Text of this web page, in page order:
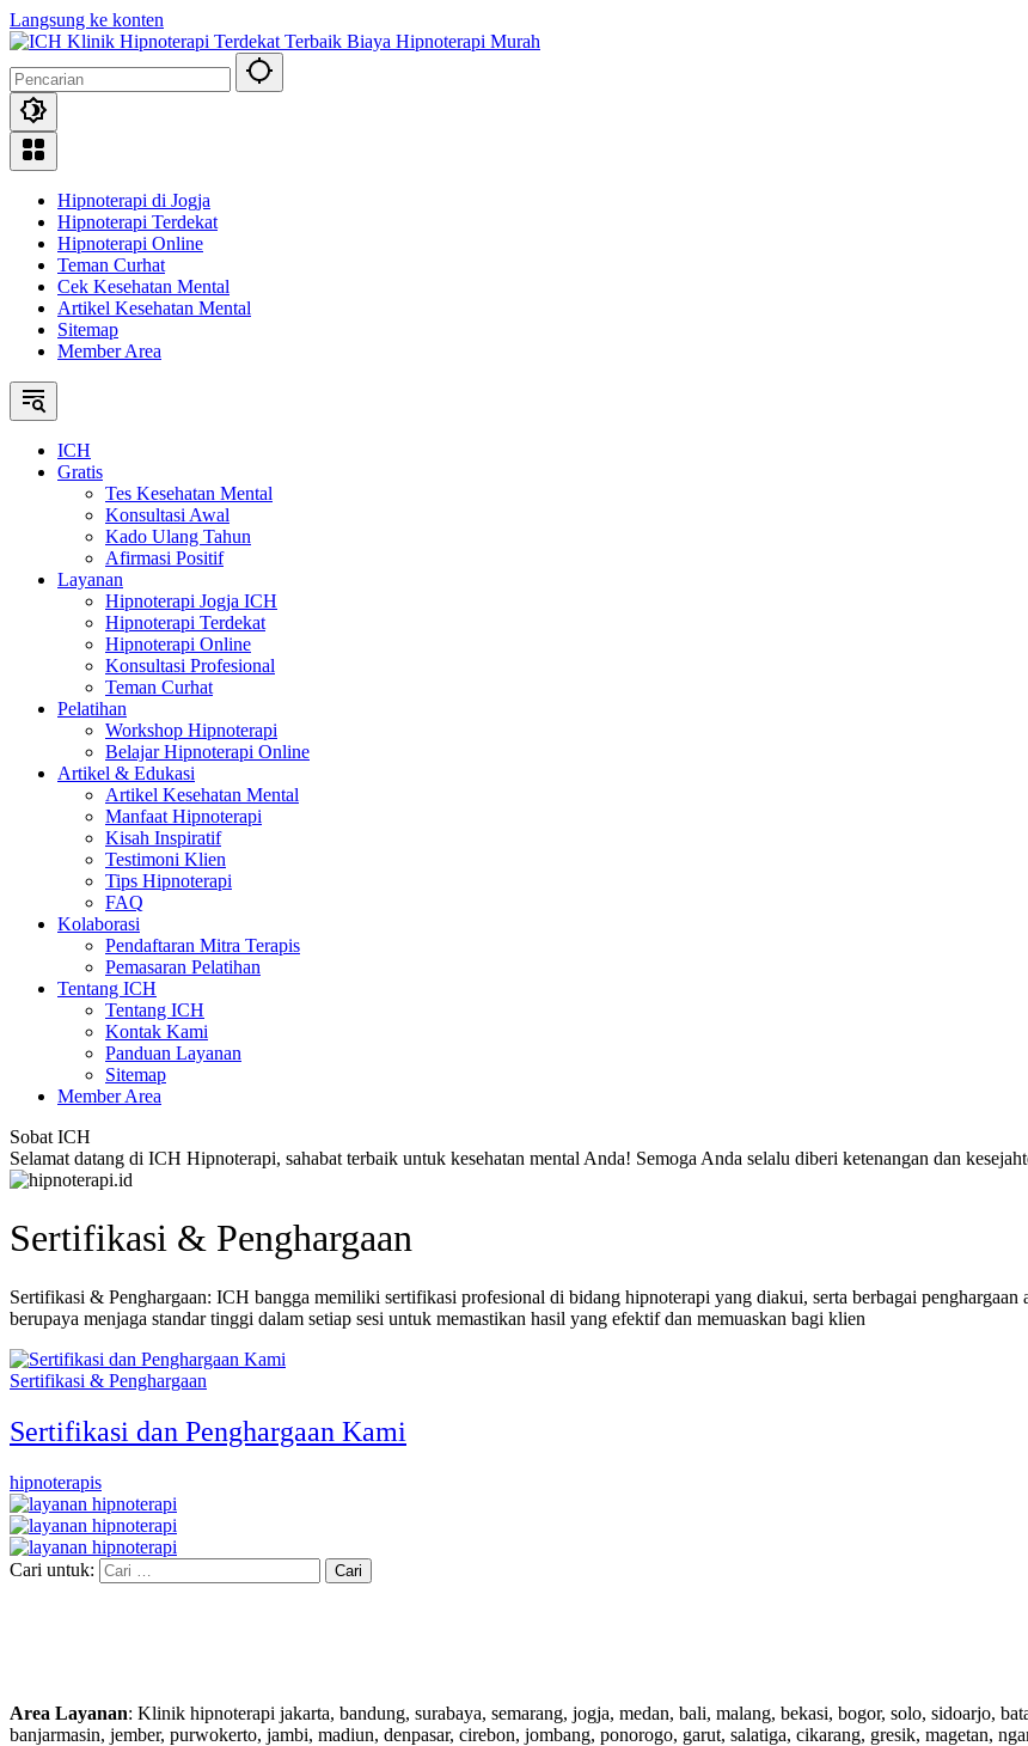
Langsung ke konten
Hipnoterapi di Jogja
Hipnoterapi Terdekat
Hipnoterapi Online
Teman Curhat
Cek Kesehatan Mental
Artikel Kesehatan Mental
Sitemap
Member Area
ICH
Gratis
Tes Kesehatan Mental
Konsultasi Awal
Kado Ulang Tahun
Afirmasi Positif
Layanan
Hipnoterapi Jogja ICH
Hipnoterapi Terdekat
Hipnoterapi Online
Konsultasi Profesional
Teman Curhat
Pelatihan
Workshop Hipnoterapi
Belajar Hipnoterapi Online
Artikel & Edukasi
Artikel Kesehatan Mental
Manfaat Hipnoterapi
Kisah Inspiratif
Testimoni Klien
Tips Hipnoterapi
FAQ
Kolaborasi
Pendaftaran Mitra Terapis
Pemasaran Pelatihan
Tentang ICH
Tentang ICH
Kontak Kami
Panduan Layanan
Sitemap
Member Area
Sobat ICH
Selamat datang di ICH Hipnoterapi, sahabat terbaik untuk kesehatan mental Anda! Semoga Anda selalu diberi ketenangan dan
Sertifikasi & Penghargaan
Sertifikasi & Penghargaan: ICH bangga memiliki sertifikasi profesional di bidang hipnoterapi yang diakui, serta berbagai
berupaya menjaga standar tinggi dalam setiap sesi untuk memastikan hasil yang efektif dan memuaskan bagi klien
Sertifikasi & Penghargaan
Sertifikasi dan Penghargaan Kami
hipnoterapis
Cari untuk:
Area Layanan: Klinik hipnoterapi jakarta, bandung, surabaya, semarang, jogja, medan, bali, malang, bekasi, bogor, solo, sidoarjo,
banjarmasin, jember, purwokerto, jambi, madiun, denpasar, cirebon, jombang, ponorogo, garut, salatiga, cikarang, gresik, magetan,